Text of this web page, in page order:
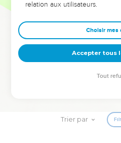
Dans cette conférence, leaders,
clés pour avancer avec plus de
deviennent vos tremplins. Que
équipe, un groupe ou une
pour
Trier par
relation aux utilisateurs.
Choisir mes
Accepter tous
Tout